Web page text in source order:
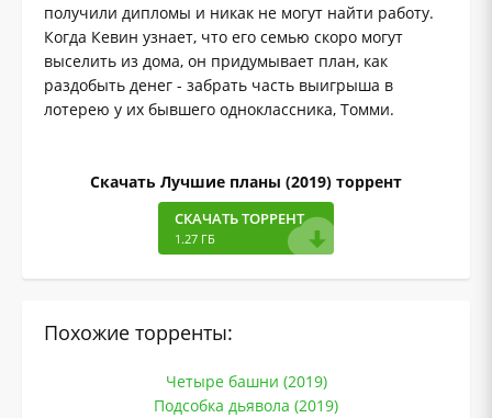
получили дипломы и никак не могут найти работу.
Когда Кевин узнает, что его семью скоро могут
выселить из дома, он придумывает план, как
раздобыть денег - забрать часть выигрыша в
лотерею у их бывшего одноклассника, Томми.
Скачать Лучшие планы (2019) торрент
СКАЧАТЬ ТОРРЕНТ
1.27 ГБ
Похожие торренты:
Четыре башни (2019)
Подсобка дьявола (2019)